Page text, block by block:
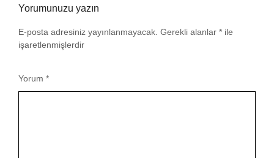
Yorumunuzu yazın
E-posta adresiniz yayınlanmayacak. Gerekli alanlar * ile
işaretlenmişlerdir
Yorum *